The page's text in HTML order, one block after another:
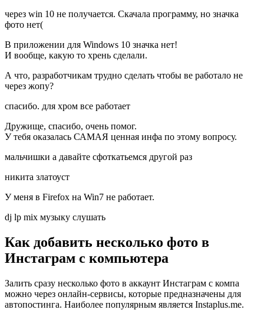
через win 10 не получается. Скачала программу, но значка
фото нет(
В приложении для Windows 10 значка нет!
И вообще, какую то хрень сделали.
А что, разработчикам трудно сделать чтобы ве работало не
через жопу?
спасибо. для хром все работает
Дружище, спасибо, очень помог.
У тебя оказалась САМАЯ ценная инфа по этому вопросу.
мальчишки а давайте сфоткатьемся другой раз
никита златоуст
У меня в Firefox на Win7 не работает.
dj lp mix музыку слушать
Как добавить несколько фото в
Инстаграм с компьютера
Залить сразу несколько фото в аккаунт Инстаграм с компа
можно через онлайн-сервисы, которые предназначены для
автопостинга. Наиболее популярным является Instaplus.me.